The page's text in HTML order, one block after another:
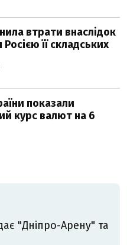
втрати внаслідок
її складських
показали
курс валют на 6
"Дніпро-Арену" та